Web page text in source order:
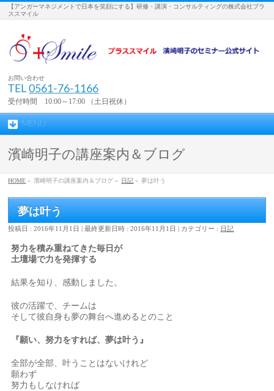
【アンガーマネジメントで日本を笑顔にする】研修・講演・コンサルティングの株式会社プラ
ススマイル
お問い合わせ
TEL0561-76-1166
受付時間 10:00～17:00 （土日祝休）
MENU
濱崎明子の講座案内＆ブログ
HOME » 濱崎明子の講座案内＆ブログ » 日記 » 夢は叶う
夢は叶う
投稿日 : 2016年11月1日 最終更新日時 : 2016年11月1日 カテゴリー : 日記
努力を積み重ねてきた毎日が
土壇場で力を発揮する
結果を知り、感動しました。
彼の活躍で、チームは
そして彼自身も夢の舞台へ進めるとのこと
『願い、努力をすれば、夢は叶う』
全部が全部、叶うことはないけれど
願わず
努力もしなければ